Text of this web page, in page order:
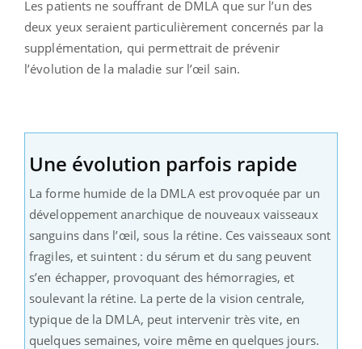
Les patients ne souffrant de DMLA que sur l’un des
deux yeux seraient particulièrement concernés par la
supplémentation, qui permettrait de prévenir
l’évolution de la maladie sur l’œil sain.
Une évolution parfois rapide
La forme humide de la DMLA est provoquée par un
développement anarchique de nouveaux vaisseaux
sanguins dans l’œil, sous la rétine. Ces vaisseaux sont
fragiles, et suintent : du sérum et du sang peuvent
s’en échapper, provoquant des hémorragies, et
soulevant la rétine. La perte de la vision centrale,
typique de la DMLA, peut intervenir très vite, en
quelques semaines, voire même en quelques jours.